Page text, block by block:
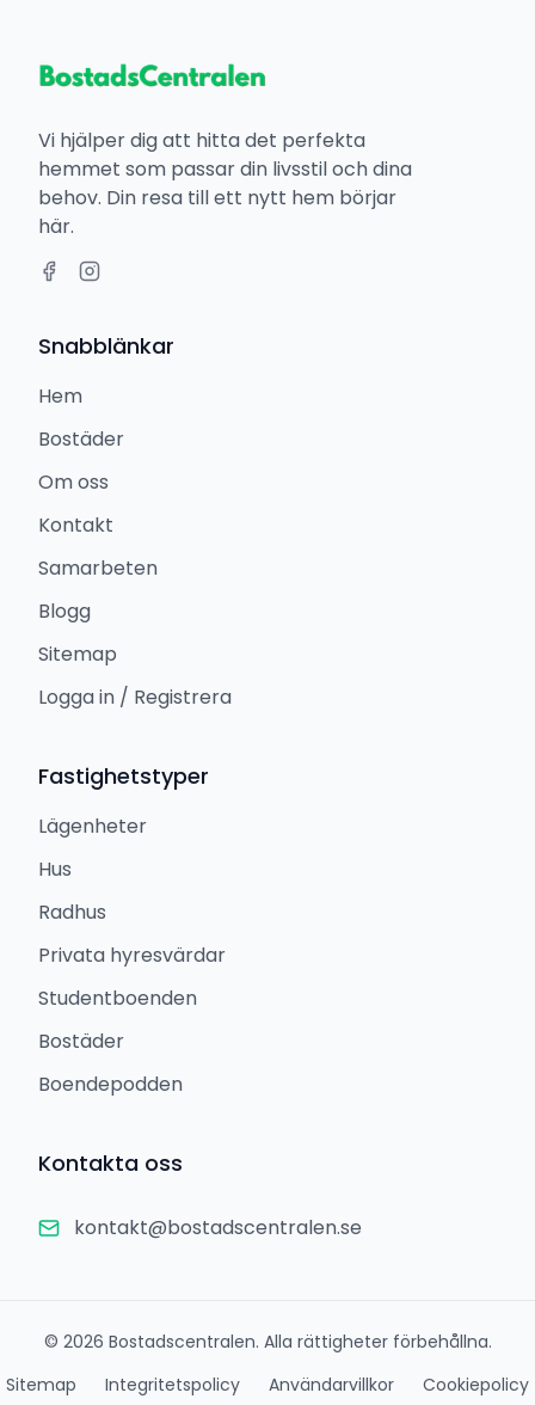
Vi hjälper dig att hitta det perfekta
hemmet som passar din livsstil och dina
behov. Din resa till ett nytt hem börjar
här.
Snabblänkar
Hem
Bostäder
Om oss
Kontakt
Samarbeten
Blogg
Sitemap
Logga in / Registrera
Fastighetstyper
Lägenheter
Hus
Radhus
Privata hyresvärdar
Studentboenden
Bostäder
Boendepodden
Kontakta oss
kontakt@bostadscentralen.se
© 2026 Bostadscentralen. Alla rättigheter förbehållna.
Sitemap
Integritetspolicy Användarvillkor Cookiepolicy